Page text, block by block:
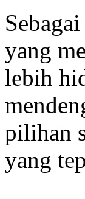
yang
lebih
pilihan
yang